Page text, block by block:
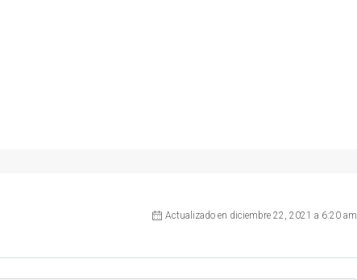
Actualizado en diciembre 22, 2021 a 6:20 am